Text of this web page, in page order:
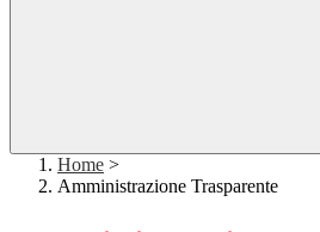
Home >
Amministrazione Trasparente